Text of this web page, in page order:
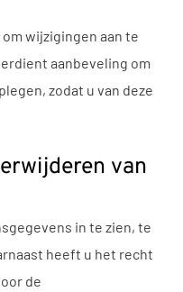
wijzigingen aan te
aanbeveling om
zodat u van deze
van
in te zien, te
heeft u het recht
de